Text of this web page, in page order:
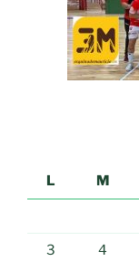
L
M
3 4